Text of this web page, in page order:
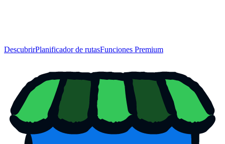
DescubrirPlanificador de rutasFunciones Premium